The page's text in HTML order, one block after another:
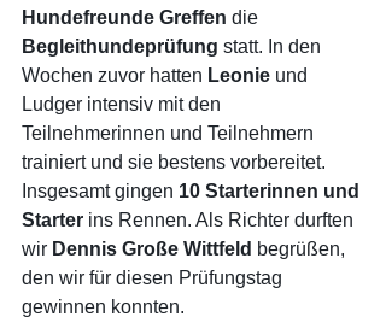
Hundefreunde Greffen die
Begleithundeprüfung statt. In den
Wochen zuvor hatten Leonie und
Ludger intensiv mit den
Teilnehmerinnen und Teilnehmern
trainiert und sie bestens vorbereitet.
Insgesamt gingen 10 Starterinnen und
Starter ins Rennen. Als Richter durften
wir Dennis Große Wittfeld begrüßen,
den wir für diesen Prüfungstag
gewinnen konnten.